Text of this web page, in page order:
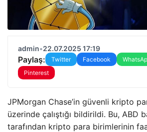
admin•22.07.2025 17:19
Paylaş: Twitter Facebook
Pinterest
JPMorgan Chase’in güvenli kripto
üzerinde çalıştığı bildirildi. Bu, ABD
tarafından kripto para birimlerinin